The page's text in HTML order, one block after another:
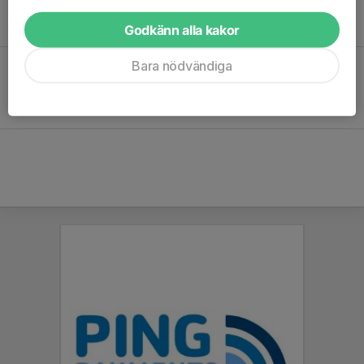
upprättat en trygghetsplan vi följer som finns att läsa
Godkänn alla kakor
Bara nödvändiga